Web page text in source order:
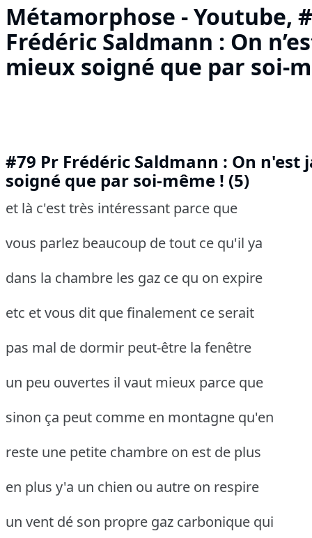
Métamorphose - Youtube,
Frédéric Saldmann : On
mieux soigné que par soi-
#79 Pr Frédéric Saldmann : On n'est
soigné que par soi-même ! (5)
et là c'est très intéressant parce que
vous parlez beaucoup de tout ce qu'il ya
dans la chambre les gaz ce qu on expire
etc et vous dit que finalement ce serait
pas mal de dormir peut-être la fenêtre
un peu ouvertes il vaut mieux parce que
sinon ça peut comme en montagne qu'en
reste une petite chambre on est de plus
en plus y'a un chien ou autre on respire
un vent dé son propre gaz carbonique qui